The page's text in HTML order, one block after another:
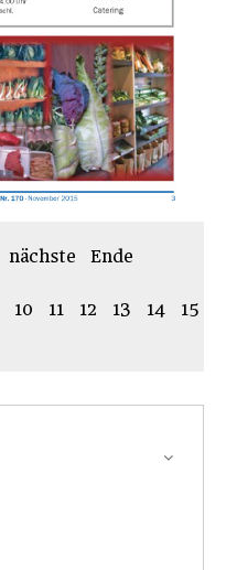
nächste Ende
10 11 12 13 14
15